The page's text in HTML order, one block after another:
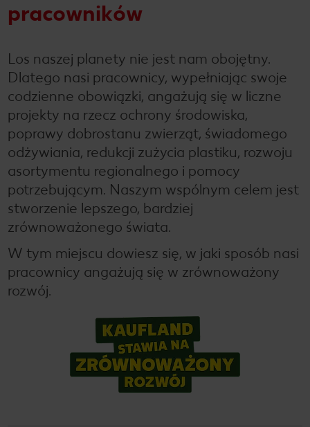
pracowników
Los naszej planety nie jest nam obojętny.
Dlatego nasi pracownicy, wypełniając swoje
codzienne obowiązki, angażują się w liczne
projekty na rzecz ochrony środowiska,
poprawy dobrostanu zwierząt, świadomego
odżywiania, redukcji zużycia plastiku, rozwoju
asortymentu regionalnego i pomocy
potrzebującym. Naszym wspólnym celem jest
stworzenie lepszego, bardziej
zrównoważonego świata.
W tym miejscu dowiesz się, w jaki sposób nasi
pracownicy angażują się w zrównoważony
rozwój.